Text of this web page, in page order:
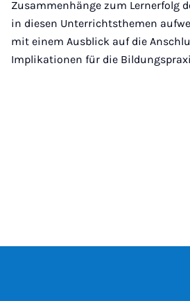
Zusammenhänge zum Lernerfolg
in diesen Unterrichtsthemen
mit einem Ausblick auf die
Implikationen für die